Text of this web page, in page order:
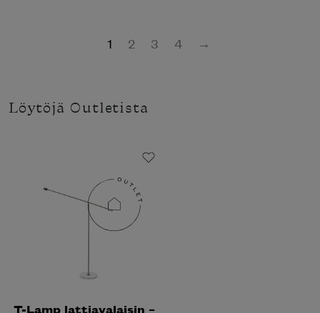
1 2 3 4 →
Löytöjä Outletista
T-Lamp lattiavalaisin –